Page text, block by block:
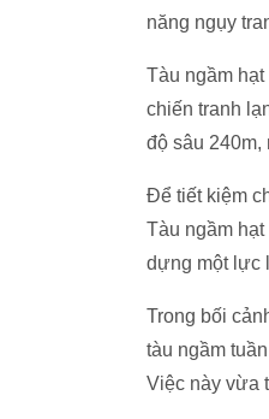
năng ngụy
Tàu ngầm
chiến tranh
độ sâu 240m,
Để tiết kiệm
Tàu ngầm
dựng một lực
Trong bối
tàu ngầm
Việc này vừa